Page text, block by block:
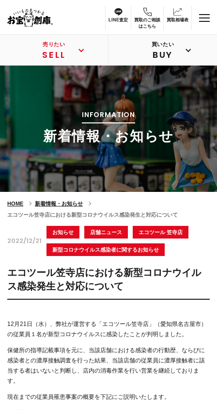
LINE査定
買取のご相談
はこちら
買取相場表
売りたい
SELL
買いたい
BUY
INFORMATION
新着情報・お知らせ
HOME
新着情報・お知らせ
エコツール笠寺店における新型コロナウイルス感染発生と対応について
2022/12/21
お知らせ 店舗ニュース エコツール 笠寺店
新型コロナウイルス感染者に関するお知らせ
エコツール笠寺店における新型コロナウイル
ス感染発生と対応について
12月21日（水）、弊社が運営する「エコツール笠寺店」（愛知県名古屋市）
の従業員１名が新型コロナウイルスに感染したことが判明しました。
保健所の指導記載事項を元に、当該店舗における感染者の行動歴、ならびに
感染者との濃厚接触調査を行った結果、当該店舗の従業員に濃厚接触者に該
当する者はいないと判断し、店内の消毒作業を行い営業を継続しておりま
す。
現在までの従業員罹患事案の概要を下記にご説明いたします。